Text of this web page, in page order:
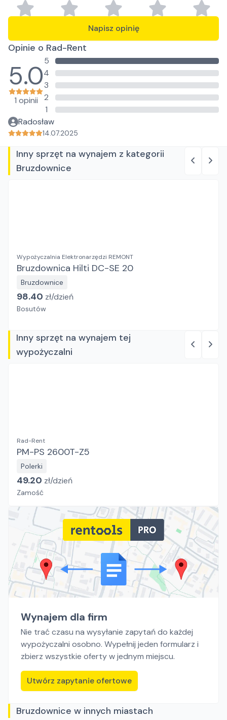
Napisz opinię
Opinie o Rad-Rent
5.0
1 opinii
5
4
3
2
1
Radosław
14.07.2025
Inny sprzęt na wynajem z kategorii
Bruzdownice
Wypożyczalnia Elektronarzędzi REMONT
Bruzdownica Hilti DC-SE 20
Bruzdownice
98.40 zł/dzień
Bosutów
Inny sprzęt na wynajem tej
wypożyczalni
Rad-Rent
PM-PS 2600T-Z5
Polerki
49.20 zł/dzień
Zamość
Wynajem dla firm
Nie trać czasu na wysyłanie zapytań do każdej
wypożyczalni osobno. Wypełnij jeden formularz i
zbierz wszystkie oferty w jednym miejscu.
Utwórz zapytanie ofertowe
Bruzdownice w innych miastach